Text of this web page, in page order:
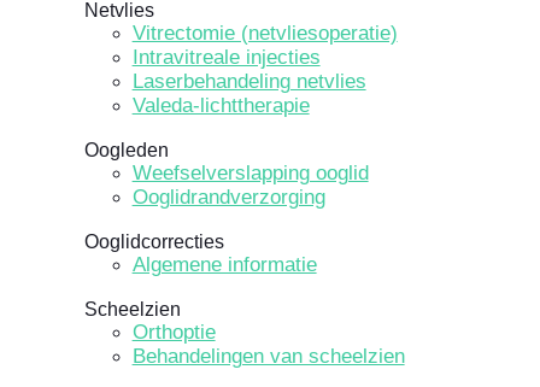
Netvlies
Vitrectomie (netvliesoperatie)
Intravitreale injecties
Laserbehandeling netvlies
Valeda-lichttherapie
Oogleden
Weefselverslapping ooglid
Ooglidrandverzorging
Ooglidcorrecties
Algemene informatie
Scheelzien
Orthoptie
Behandelingen van scheelzien